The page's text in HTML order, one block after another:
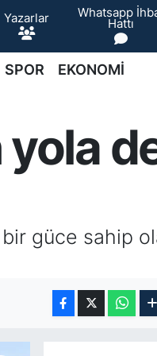
Yazarlar Whatsapp
Hattı
SPOR EKONOMİ
yola
güce sahip